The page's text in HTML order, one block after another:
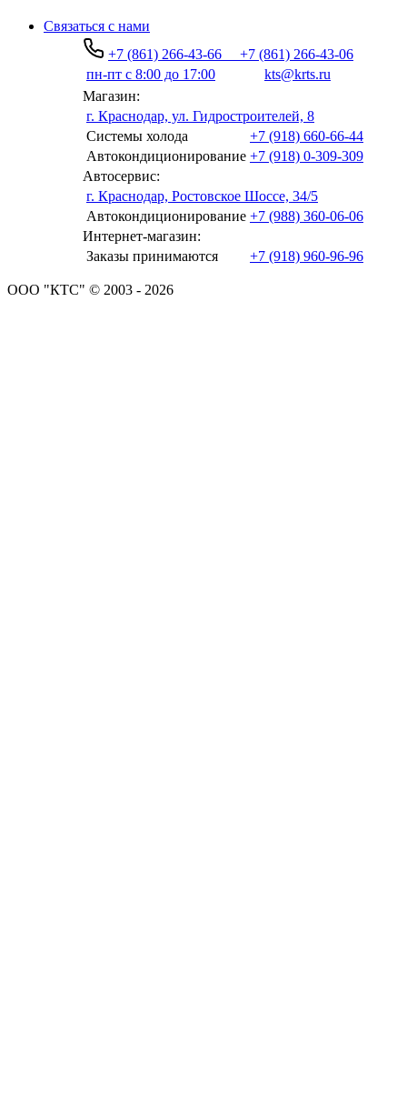
Связаться с нами
+7 (861) 266-43-66
+7 (861) 266-43-06
пн-пт с 8:00 до 17:00
kts@krts.ru
Магазин:
г. Краснодар, ул. Гидростроителей, 8
Системы холода
+7 (918) 660-66-44
Автокондиционирование +7 (918) 0-309-309
Автосервис:
г. Краснодар, Ростовское Шоссе, 34/5
Автокондиционирование +7 (988) 360-06-06
Интернет-магазин:
Заказы принимаются
+7 (918) 960-96-96
ООО "КТС" © 2003 - 2026